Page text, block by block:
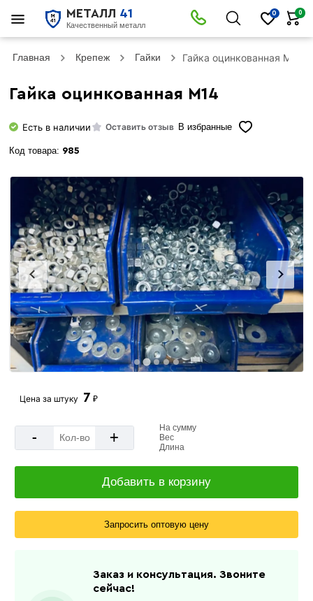
МЕТАЛЛ 41
Качественный металл
0 0
Главная Крепеж Гайки Гайка оцинкованная М14
Гайка оцинкованная М14
Есть в наличии Оставить отзыв В избранные
Код товара: 985
Цена за штуку 7 ₽
- +
На сумму
Вес
Длина
Добавить в корзину
Запросить оптовую цену
Заказ и консультация. Звоните
сейчас!